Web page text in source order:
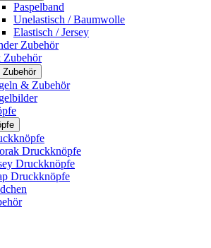
Paspelband
Unelastisch / Baumwolle
Elastisch / Jersey
Zubehör
Zubehör
& Zubehör
Druckknöpfe
Druckknöpfe
Druckknöpfe